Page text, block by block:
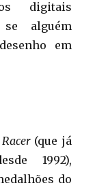
digitais
alguém
em
(que já
1992),
do